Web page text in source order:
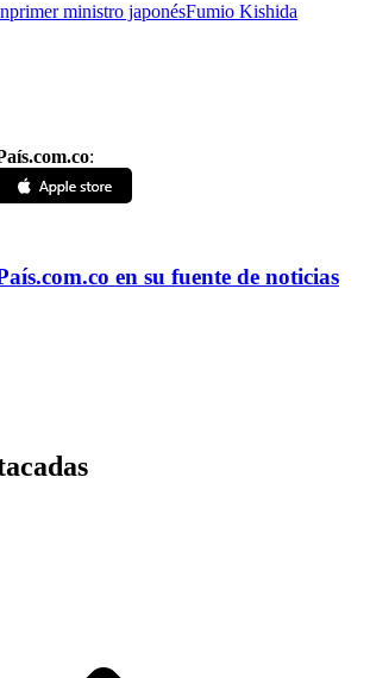
primer ministro japonésFumio Kishida
:
.com.co en su fuente de noticias